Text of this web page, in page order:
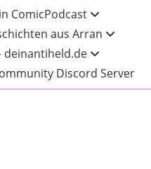
ComicPodcast
aus Arran
deinantiheld.de
Discord Server